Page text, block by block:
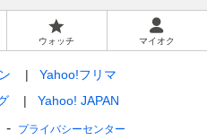
ウォッチ マイオク
Yahoo!フリマ
Yahoo! JAPAN
プライバシーセンター